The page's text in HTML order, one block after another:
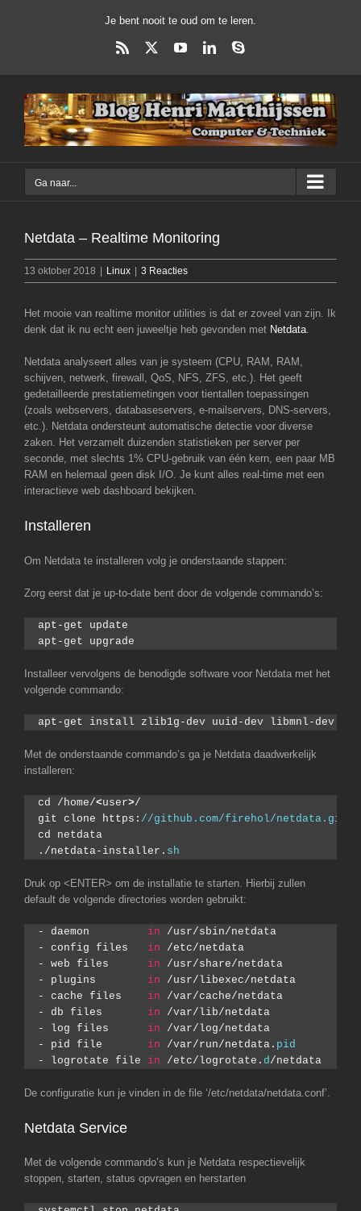
Je bent nooit te oud om te leren.
Rss YouTubeLinkedInSkype
Ga naar...
Netdata – Realtime Monitoring
13 oktober 2018 | Linux | 3 Reacties
Het mooie van realtime monitor utilities is dat er zoveel van zijn. Ik
denk dat ik nu echt een juweeltje heb gevonden met Netdata
Netdata analyseert alles van je systeem (CPU, RAM, RAM,
schijven, netwerk, firewall, QoS, NFS, ZFS, etc.). Het geeft
gedetailleerde prestatiemetingen voor tientallen toepassingen
(zoals webservers, databaseservers, e-mailservers, DNS-servers,
etc.). Netdata ondersteunt automatische detectie voor diverse
zaken. Het verzamelt duizenden statistieken per server per
seconde, met slechts 1% CPU-gebruik van één kern, een paar MB
RAM en helemaal geen disk I/O. Je kunt alles real-time met een
interactieve web dashboard bekijken.
Installeren
Om Netdata te installeren volg je onderstaande stappen:
Zorg eerst dat je up-to-date bent door de volgende commando’s:
apt-get update
apt-get upgrade
Installeer vervolgens de benodigde software voor Netdata met het
volgende commando:
apt-get install zlib1g-dev uuid-dev libmnl-dev gcc
Met de onderstaande commando’s ga je Netdata daadwerkelijk
installeren:
cd /home/<user>/
git clone https: //github.com/firehol/netdata.git --
cd netdata
./netdata-installer. sh
Druk op <ENTER> om de installatie te starten. Hierbij zullen
default de volgende directories worden gebruikt:
- daemon in /usr/sbin/netdata
- config files in /etc/netdata
- web files in /usr/share/netdata
- plugins in /usr/libexec/netdata
- cache files in /var/cache/netdata
- db files in /var/lib/netdata
- log files in /var/log/netdata
- pid file in /var/run/netdata. pid
- logrotate file in /etc/logrotate. d /netdata
De configuratie kun je vinden in de file ‘/etc/netdata/netdata.conf’.
Netdata Service
Met de volgende commando’s kun je Netdata respectievelijk
stoppen, starten, status opvragen en herstarten